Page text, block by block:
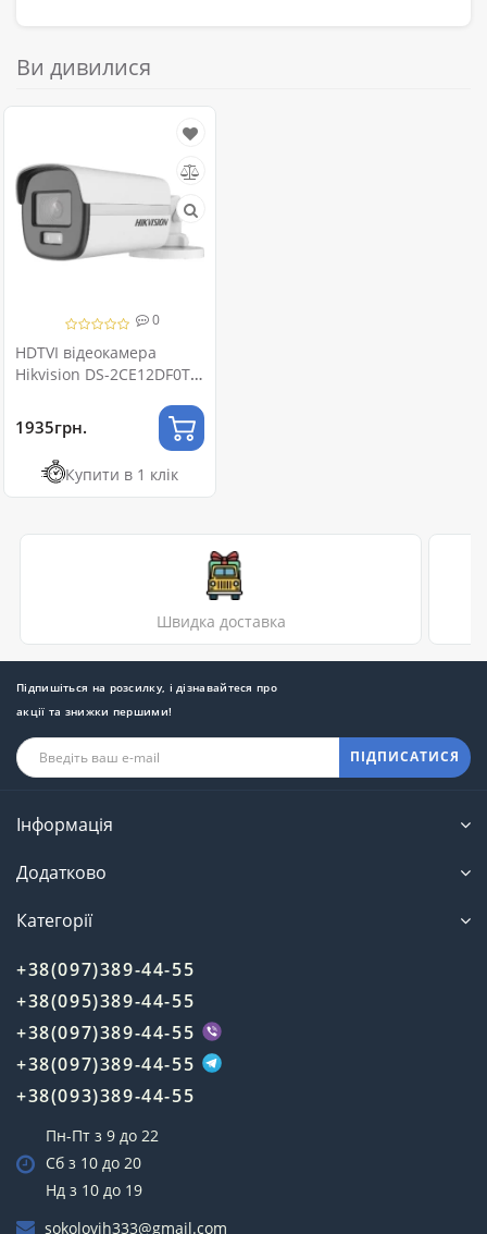
Ви дивилися
0
HDTVI відеокамера
Hikvision DS-2CE12DF0T-F
1935грн.
Купити в 1 клік
Швидка доставка
Підпишіться на розсилку, і дізнавайтеся про
акції та знижки першими!
ПІДПИСАТИСЯ
Інформація
Додатково
Категорії
+38(097)389-44-55
+38(095)389-44-55
+38(097)389-44-55
+38(097)389-44-55
+38(093)389-44-55
Пн-Пт з 9 до 22
Сб з 10 до 20
Нд з 10 до 19
sokolovih333@gmail.com